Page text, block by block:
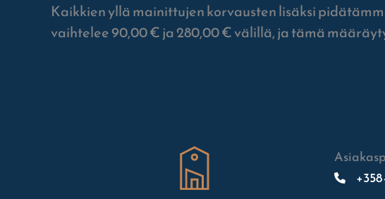
Kaikkien yllä mainittujen korvausten lisäksi
vaihtelee 90,00 € ja 280,00 € välillä, ja tämä